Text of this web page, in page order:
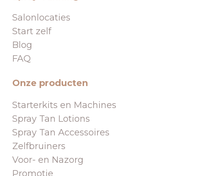
Salonlocaties
Start zelf
Blog
FAQ
Onze producten
Starterkits en Machines
Spray Tan Lotions
Spray Tan Accessoires
Zelfbruiners
Voor- en Nazorg
Promotie